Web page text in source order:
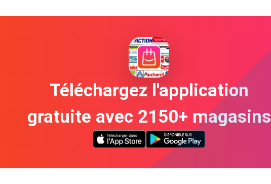
Téléchargez l'application
gratuite avec 2150+ magasins